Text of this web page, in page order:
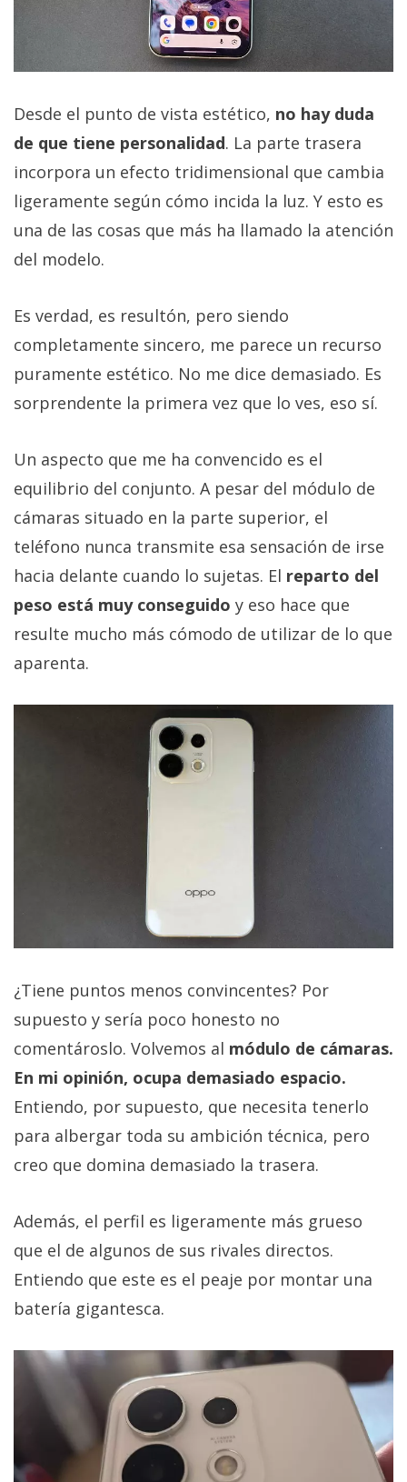
Desde el punto de vista estético, no hay duda
de que tiene personalidad. La parte trasera
incorpora un efecto tridimensional que cambia
ligeramente según cómo incida la luz. Y esto es
una de las cosas que más ha llamado la atención
del modelo.
Es verdad, es resultón, pero siendo
completamente sincero, me parece un recurso
puramente estético. No me dice demasiado. Es
sorprendente la primera vez que lo ves, eso sí.
Un aspecto que me ha convencido es el
equilibrio del conjunto. A pesar del módulo de
cámaras situado en la parte superior, el
teléfono nunca transmite esa sensación de irse
hacia delante cuando lo sujetas. El reparto del
peso está muy conseguido y eso hace que
resulte mucho más cómodo de utilizar de lo que
aparenta.
¿Tiene puntos menos convincentes? Por
supuesto y sería poco honesto no
comentároslo. Volvemos al módulo de cámaras.
En mi opinión, ocupa demasiado espacio.
Entiendo, por supuesto, que necesita tenerlo
para albergar toda su ambición técnica, pero
creo que domina demasiado la trasera.
Además, el perfil es ligeramente más grueso
que el de algunos de sus rivales directos.
Entiendo que este es el peaje por montar una
batería gigantesca.